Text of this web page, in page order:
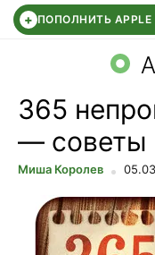
+ ПОПОЛНИТЬ APPLE
СБЕР КИДС
365
— советы
Миша Королев